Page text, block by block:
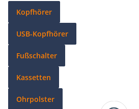
Kopfhörer
USB-Kopfhörer
Fußschalter
Kassetten
Ohrpolster